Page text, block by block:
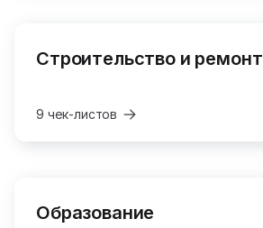
Строительство и ремонт
9 чек-листов
Образование